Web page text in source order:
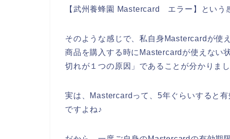
【武州養蜂園 Mastercard エラー】という
そのような感じで、私自身Mastercardが使
商品を購入する時にMastercardが使えない
切れが１つの原因」であることが分かりまし
実は、Mastercardって、5年ぐらいすると
ですよね♪